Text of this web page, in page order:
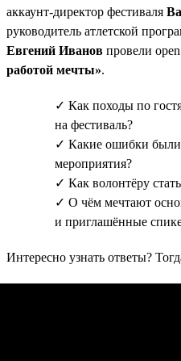
аккаунт-директор фестиваля
руководитель атлетской
Евгений Иванов провели
работой мечты».
✓ Как походы по
на фестиваль?
✓ Какие ошибки были
мероприятия?
✓ Как волонтёру
✓ О чём мечтают
и приглашённые
Интересно узнать ответы?